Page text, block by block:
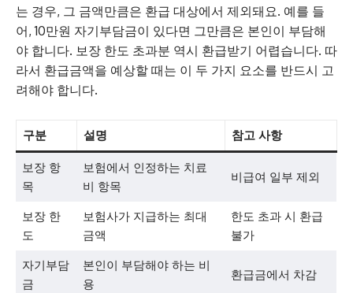
는 경우, 그 금액만큼은 환급 대상에서 제외돼요. 예를 들
어, 10만원 자기부담금이 있다면 그만큼은 본인이 부담해
야 합니다. 보장 한도 초과분 역시 환급받기 어렵습니다. 따
라서 환급금액을 예상할 때는 이 두 가지 요소를 반드시 고
려해야 합니다.
구분 설명 참고 사항
보장 항
목
보험에서 인정하는 치료
비 항목
비급여 일부 제외
보장 한
도
보험사가 지급하는 최대
금액
한도 초과 시 환급
불가
자기부담
금
본인이 부담해야 하는 비
용
환급금에서 차감